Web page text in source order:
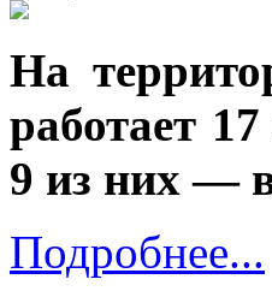
На
работает
9 из них —
Подробнее...